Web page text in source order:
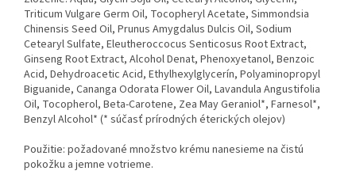
Triticum Vulgare Germ Oil, Tocopheryl Acetate, Simmondsia
Chinensis Seed Oil, Prunus Amygdalus Dulcis Oil, Sodium
Cetearyl Sulfate, Eleutheroccocus Senticosus Root Extract,
Ginseng Root Extract, Alcohol Denat, Phenoxyetanol, Benzoic
Acid, Dehydroacetic Acid, Ethylhexylglycerín, Polyaminopropyl
Biguanide, Cananga Odorata Flower Oil, Lavandula Angustifolia
Oil, Tocopherol, Beta-Carotene, Zea May Geraniol*, Farnesol*,
Benzyl Alcohol* (* súčasť prírodných éterických olejov)
Použitie: požadované množstvo krému nanesieme na čistú
pokožku a jemne votrieme.